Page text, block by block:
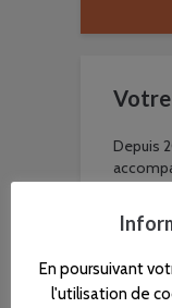
Depuis
de
En poursuivant
l'utilisation de